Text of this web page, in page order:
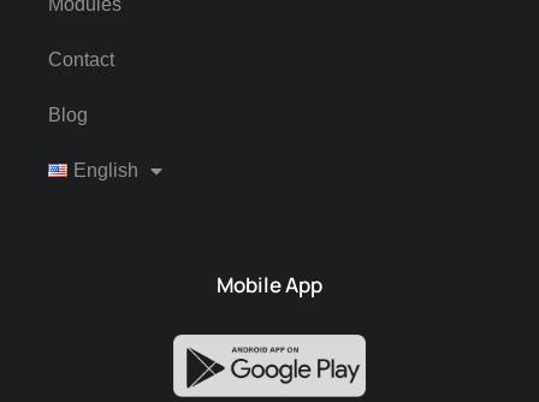
Contact
Blog
English
Mobile App